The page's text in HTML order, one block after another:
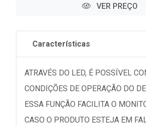
VER PREÇO
Características
ATRAVÉS DO LED, É POSSÍVEL
CONDIÇÕES DE OPERAÇÃO DO
ESSA FUNÇÃO FACILITA O
CASO O PRODUTO ESTEJA EM